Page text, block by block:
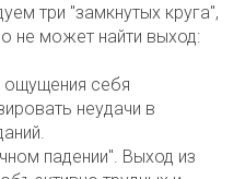
три "замкнутых круга",
не может найти выход:
ощущения себя
неудачи в
падении". Выход из